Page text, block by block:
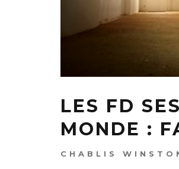
LES FD
MONDE :
CHABLIS